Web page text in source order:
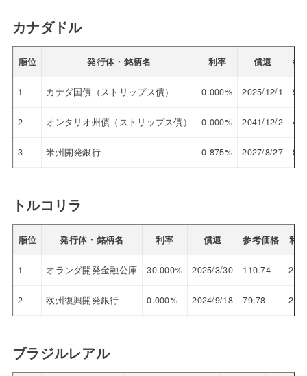
カナダドル
順位 発行体・銘柄名 利率 償還 参
1 カナダ国債（ストリップス債） 0.000% 2025/12/1
2 オンタリオ州債（ストリップス債） 0.000% 2041/12/2
3 米州開発銀行 0.875% 2027/8/27
トルコリラ
順位 発行体・銘柄名 利率 償還 参考価格 利
1 オランダ開発金融公庫 30.000% 2025/3/30 110.74
2 欧州復興開発銀行 0.000% 2024/9/18 79.78
ブラジルレアル